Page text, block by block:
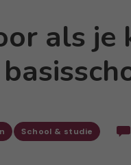
als je
School & studie